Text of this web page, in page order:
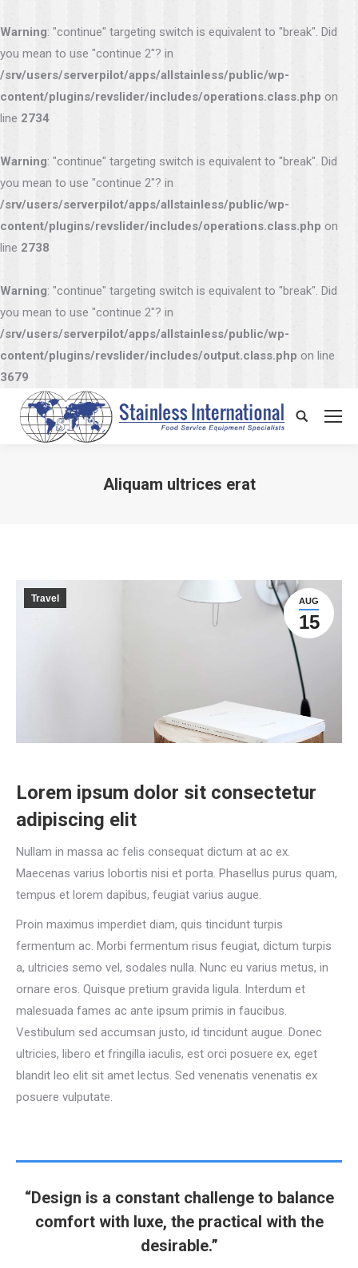
Warning: "continue" targeting switch is equivalent to "break". Did
you mean to use "continue 2"? in
/srv/users/serverpilot/apps/allstainless/public/wp-
content/plugins/revslider/includes/operations.class.php on
line 2734
Warning: "continue" targeting switch is equivalent to "break". Did
you mean to use "continue 2"? in
/srv/users/serverpilot/apps/allstainless/public/wp-
content/plugins/revslider/includes/operations.class.php on
line 2738
Warning: "continue" targeting switch is equivalent to "break". Did
you mean to use "continue 2"? in
/srv/users/serverpilot/apps/allstainless/public/wp-
content/plugins/revslider/includes/output.class.php on line
3679
Search:
Aliquam ultrices erat
AUG
15
Travel
Lorem ipsum dolor sit consectetur
adipiscing elit
Nullam in massa ac felis consequat dictum at ac ex.
Maecenas varius lobortis nisi et porta. Phasellus purus quam,
tempus et lorem dapibus, feugiat varius augue.
Proin maximus imperdiet diam, quis tincidunt turpis
fermentum ac. Morbi fermentum risus feugiat, dictum turpis
a, ultricies semo vel, sodales nulla. Nunc eu varius metus, in
ornare eros. Quisque pretium gravida ligula. Interdum et
malesuada fames ac ante ipsum primis in faucibus.
Vestibulum sed accumsan justo, id tincidunt augue. Donec
ultricies, libero et fringilla iaculis, est orci posuere ex, eget
blandit leo elit sit amet lectus. Sed venenatis venenatis ex
posuere vulputate.
“Design is a constant challenge to balance
comfort with luxe, the practical with the
desirable.”